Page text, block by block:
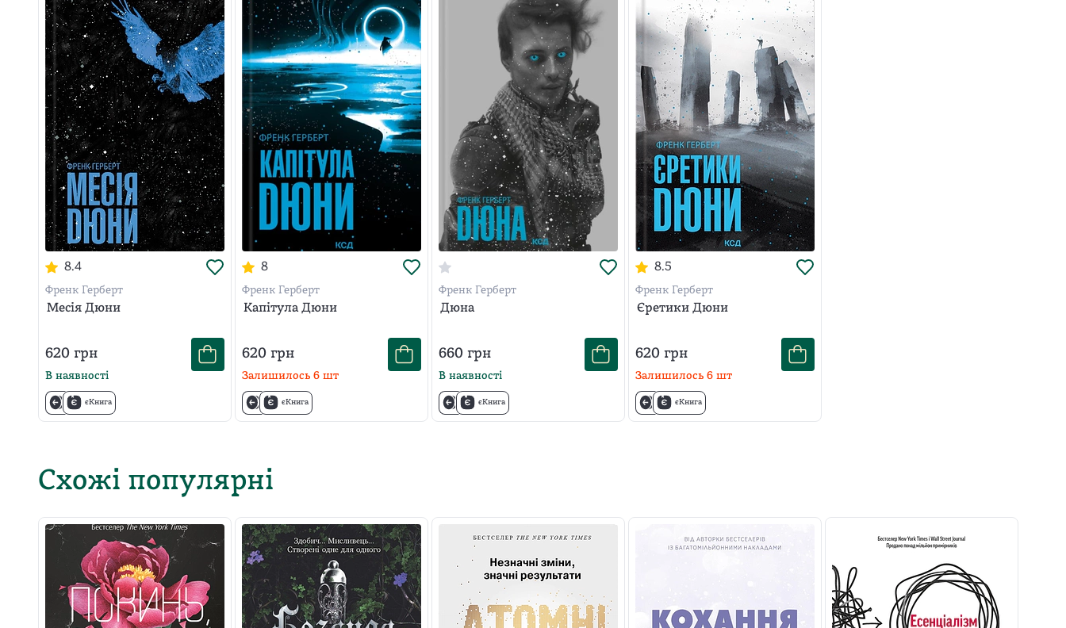
боротьбу і жагу до перемоги, про вірність і зраду, про ціну справедливості і вибір шляху.
8.4
Френк Герберт
Месія Дюни
620 грн
В наявності
єКнига
8
Френк Герберт
Капітула Дюни
620 грн
Залишилось 6 шт
єКнига
Френк Герберт
Дюна
660 грн
В наявності
єКнига
8.5
Френк Герберт
Єретики Дюни
620 грн
Залишилось 6 шт
єКнига
Схожі популярні